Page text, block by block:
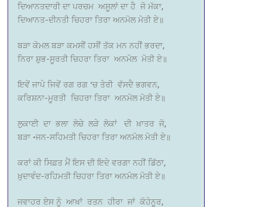
ਦਿਆਨਤਦਾਰੀ ਦਾ ਪਰਚਮ ਅਸੂਲਾਂ ਦਾ ਹੈ ਜੋ ਮੱਕਾ,
ਦਿਆਨਤ-ਦੀਨਤੀ ਚਿਹਰਾ ਤਿਰਾ ਅਨਮੋਲ ਮੋਤੀ ਏ॥
ਬੜਾ ਕੋਮਲ ਬੜਾ ਕਮਸੀਂ ਹਸੀਂ ਤੱਕ ਮਨ ਨਹੀਂ ਭਰਦਾ,
ਨਿਰਾ ਸ਼ੁਭ-ਸੂਰਤੀ ਚਿਹਰਾ ਤਿਰਾ ਅਨਮੋਲ ਮੋਤੀ ਏ॥
ਇਵੇਂ ਜਾਪੇ ਜਿਵੇਂ ਰਗ ਰਗ ‘ਚ ਤੇਰੀ ਵੱਸਦੈ ਭਗਵਨ,
ਕਰਿਸ਼ਨਾ-ਮੂਰਤੀ ਚਿਹਰਾ ਤਿਰਾ ਅਨਮੋਲ ਮੋਤੀ ਏ॥
ਲੁਕਾਈ ਦਾ ਭਲਾ ਲੋਚੇ ਲੜੇ ਲੋਕਾਂ ਦੀ ਖ਼ਾਤਰ ਜੋ,
ਬੜਾ •ਜਨ-ਸਹਿਮਤੀ ਚਿਹਰਾ ਤਿਰਾ ਅਨਮੋਲ ਮੋਤੀ ਏ॥
ਕਰਾਂ ਕੀ ਸਿਫ਼ਤ ਮੈਂ ਇਸ ਦੀ ਇਦੇ ਵਰਗਾ ਨਹੀਂ ਡਿੱਠਾ,
ਖ਼ੁਦਾਵੰਦ-ਰਹਿਮਤੀ ਚਿਹਰਾ ਤਿਰਾ ਅਨਮੋਲ ਮੋਤੀ ਏ॥
ਜਵਾਹਰ ਏਸ ਨੂੰ ਆਖਾਂ ਰਤਨ ਹੀਰਾ ਜਾਂ ਕੋਹੇਨੂਰ,